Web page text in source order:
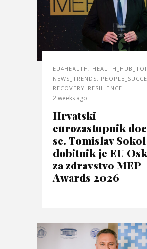
EU4HEALTH ,
NEWS_TRENDS,
RECOVERY_RESILIENCE
2 weeks ago
Hrvatski
eurozastupnik
sc. Tomislav Sokol
dobitnik je EU
za zdravstvo MEP
Awards 2026